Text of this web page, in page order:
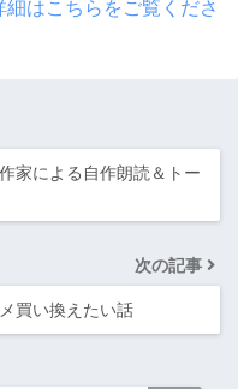
はこちらをご覧くださ
家による自作朗読＆トー
次の記事
買い換えたい話